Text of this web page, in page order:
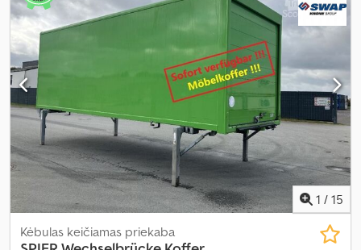
1 / 15
Kėbulas keičiamas priekaba